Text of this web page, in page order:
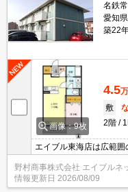
名鉄
愛知
築22
画像：9枚
4.5
敷
2階
エイブル東海店は広範囲
野村商事株式会社 エイブルネ
情報更新日 2026/08/09